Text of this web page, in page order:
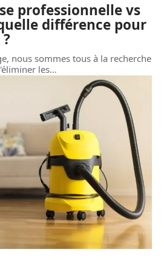
professionnelle vs
différence pour
nous sommes tous à la recherche
les…